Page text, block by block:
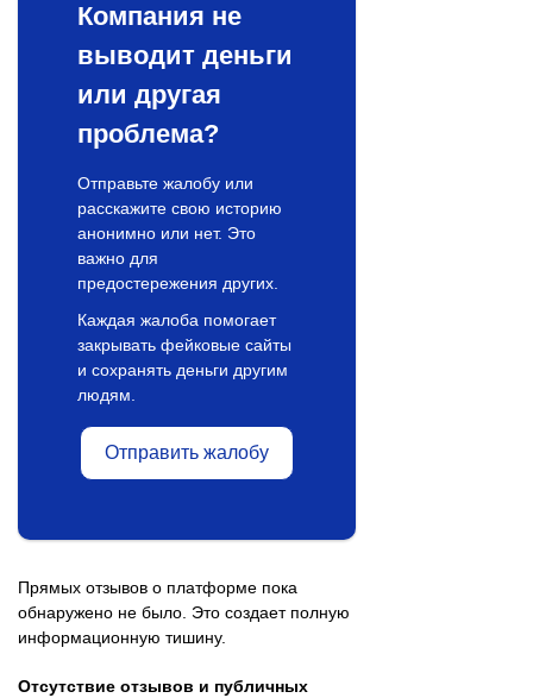
Компания не
выводит деньги
или другая
проблема?
Отправьте жалобу или
расскажите свою историю
анонимно или нет. Это
важно для
предостережения других.
Каждая жалоба помогает
закрывать фейковые сайты
и сохранять деньги другим
людям.
Отправить жалобу
Прямых отзывов о платформе пока
обнаружено не было. Это создает полную
информационную тишину.
Отсутствие отзывов и публичных